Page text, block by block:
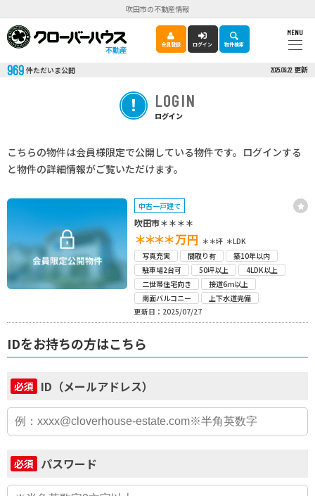
吹田市の不動産情報
不動産
会員登録 ログイン 物件検索
MENU
969 件ただいま公開 2025.09.22 更新
LOGIN
ログイン
こちらの物件は会員様限定で公開している物件です。ログインする
と物件の詳細情報がご覧いただけます。
中古一戸建て
吹田市＊＊＊＊
＊＊＊＊万円 ＊＊坪 ＊LDK
写真充実
間取り有
築10年以内
駐車場2台可
50坪以上
4LDK以上
二世帯住宅向き
接道6ｍ以上
南面バルコニー
上下水道完備
更新日：2025/07/27
IDをお持ちの方はこちら
必須 ID（メールアドレス）
必須 パスワード